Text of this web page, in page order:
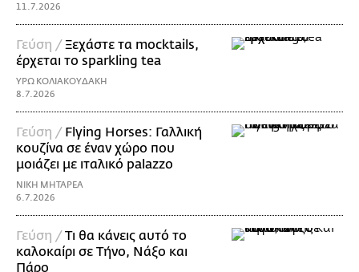
11.7.2026
Γεύση /Ξεχάστε τα mocktails,
έρχεται το sparkling tea
ΥΡΩ ΚΟΛΙΑΚΟΥΔΑΚΗ
8.7.2026
Γεύση / Flying Horses: Γαλλική
κουζίνα σε έναν χώρο που
μοιάζει με ιταλικό palazzo
ΝΙΚΗ ΜΗΤΑΡΕΑ
6.7.2026
Γεύση /Τι θα κάνεις αυτό το
καλοκαίρι σε Τήνο, Νάξο και
Πάρο